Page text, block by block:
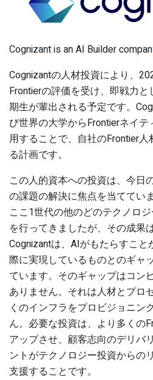
Cognizant is an AI Builder
Cognizantの人材投資により、
Frontierの評価を受け、即戦力
期生が輩出される予定です。
び世界の大学からFrontierネイ
用することで、自社のFrontier
る計画です。
この人的資本への投資は、今日
の課題の解決に焦点を当ててい
ここ1世代の他のどのテクノロ
を行ってきましたが、その成果
Cognizantは、AIがもたらすこ
際に実現しているものとのギャ
ています。そのギャップはコン
ありません。それは人材とプロ
くのインフラをプロビジョニン
ん。必要な投資は、より多くの
アップさせ、顧客志向のデリバ
ントがテクノロジー投資からの
支援することです。